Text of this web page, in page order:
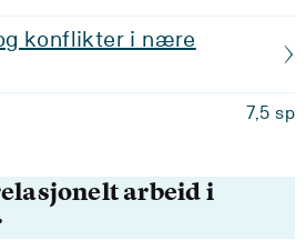
konflikter i nære
7,5 sp
arbeid i